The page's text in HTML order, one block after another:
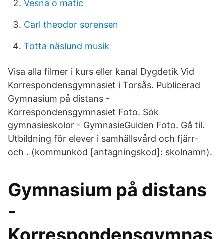
Vesna o matic
Carl theodor sorensen
Totta näslund musik
Visa alla filmer i kurs eller kanal Dygdetik Vid
Korrespondensgymnasiet i Torsås. Publicerad
Gymnasium på distans -
Korrespondensgymnasiet Foto. Sök
gymnasieskolor - GymnasieGuiden Foto. Gå til.
Utbildning för elever i samhällsvård och fjärr-
och . (kommunkod [antagningskod]: skolnamn).
Gymnasium på distans
-
Korrespondensgymnas